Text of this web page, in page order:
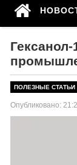
ПОЛЕЗНЫЕ
Опубликовано: